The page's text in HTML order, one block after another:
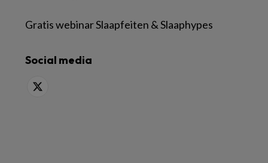
Gratis webinar Slaapfeiten & Slaaphypes
Social media